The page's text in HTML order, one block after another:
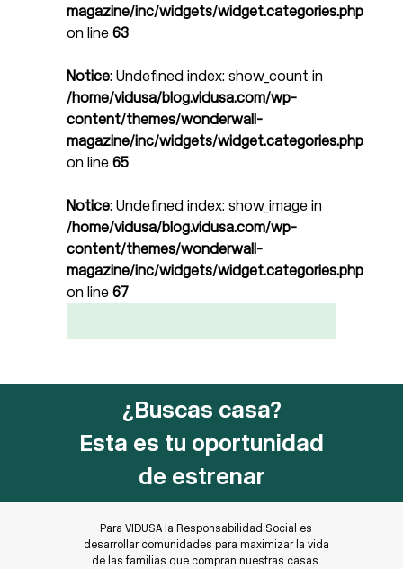
magazine/inc/widgets/widget.categories.php
on line 63
Notice: Undefined index: show_count in
/home/vidusa/blog.vidusa.com/wp-
content/themes/wonderwall-
magazine/inc/widgets/widget.categories.php
on line 65
Notice: Undefined index: show_image in
/home/vidusa/blog.vidusa.com/wp-
content/themes/wonderwall-
magazine/inc/widgets/widget.categories.php
on line 67
¿Buscas casa?
Esta es tu oportunidad
de estrenar
Para VIDUSA la Responsabilidad Social es
desarrollar comunidades para maximizar la vida
de las familias que compran nuestras casas.